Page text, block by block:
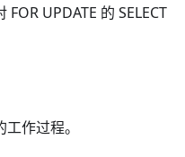
UPDATE 的 SELECT
作过程。